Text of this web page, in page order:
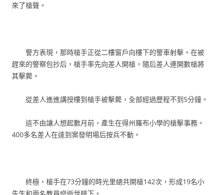
來了槍聲。
警方表現，那時槍手正從二樓窗戶向樓下的警車射擊。在被
趕來的警察包抄后，槍手率先向差人開槍，隨后差人連開數槍將
其擊斃。
從差人進進講授樓到槍手被擊斃，全部經過歷程不到5分鐘。
這不由讓人想起數月前，產生在得州羅布小學的槍擊事務。
400多名差人在達到案發明場后按兵不動。
終極，槍手在73分鐘的時光里總共開槍142次，形成19名小